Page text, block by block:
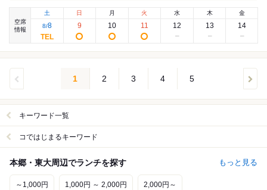
空席
情報
土
8/8
日
9
月
10
火
11
水
12
木
13
金
14
1 2 3 4 5
キーワード一覧
コではじまるキーワード
本郷・東大周辺でランチを探す もっと見る
～1,000円 1,000円 ～ 2,000円 2,000円～